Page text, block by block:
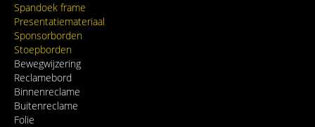
Spandoek frame
Presentatiemateriaal
Sponsorborden
Stoepborden
Bewegwijzering
Reclamebord
Binnenreclame
Buitenreclame
Folie